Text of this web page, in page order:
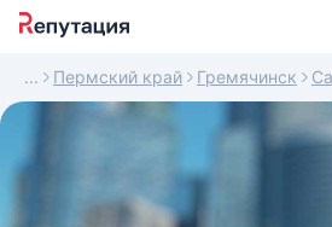
Пермский край Гремячинск